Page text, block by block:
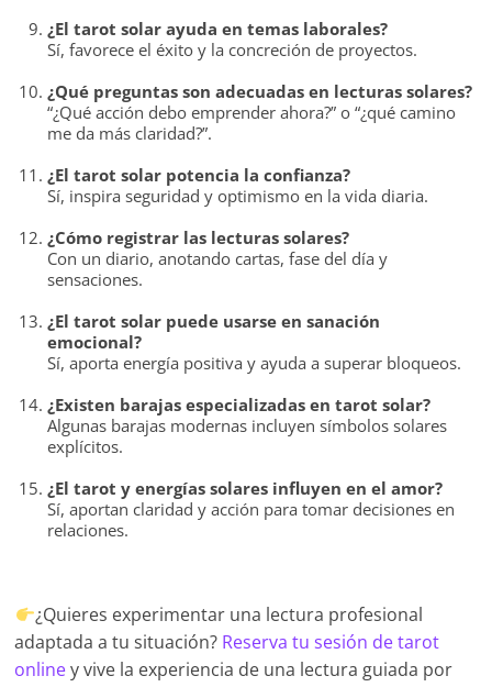
¿El tarot solar ayuda en temas laborales?
Sí, favorece el éxito y la concreción de proyectos.
¿Qué preguntas son adecuadas en lecturas solares?
“¿Qué acción debo emprender ahora?” o “¿qué camino
me da más claridad?”.
¿El tarot solar potencia la confianza?
Sí, inspira seguridad y optimismo en la vida diaria.
¿Cómo registrar las lecturas solares?
Con un diario, anotando cartas, fase del día y
sensaciones.
¿El tarot solar puede usarse en sanación
emocional?
Sí, aporta energía positiva y ayuda a superar bloqueos.
¿Existen barajas especializadas en tarot solar?
Algunas barajas modernas incluyen símbolos solares
explícitos.
¿El tarot y energías solares influyen en el amor?
Sí, aportan claridad y acción para tomar decisiones en
relaciones.
¿Quieres experimentar una lectura profesional
adaptada a tu situación? Reserva tu sesión de tarot
onliney vive la experiencia de una lectura guiada por